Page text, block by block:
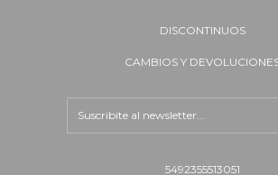
DISCONTINUOS
CAMBIOS Y
5492355513051